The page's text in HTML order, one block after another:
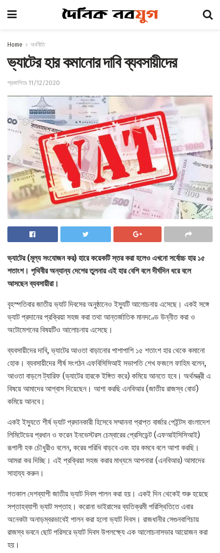
Home অর্থনীতি
ভ্যাটের হার কমানোর দাবি ব্যবসায়ীদের
প্রকাশিতঃ 11/12/2020
ভ্যাটের (মূল্য সংযোজন কর) হারে কয়েকটি স্তর করা হলেও এখনো সর্বোচ্চ হার ১৫
শতাংশ। পৃথিবীর অন্যান্য দেশের তুলনায় এই হার বেশি বলে দীর্ঘদিন ধরে বলে
আসছেন ব্যবসায়ীরা।
বৃহস্পতিবার জাতীয় ভ্যাট দিবসের অনুষ্ঠানেও ইস্যুটি আলোচনায় এসেছে। একই সঙ্গে
ভ্যাট প্রদানের প্রক্রিয়া সহজ করা তথা আন্তর্জাতিক মানদণ্ডে উন্নীত করা ও
অটোমেশনের বিষয়টিও আলোচনায় এসেছে।
ব্যবসায়ীদের দাবি, ভ্যাটের আওতা বাড়ানোর পাশাপাশি ১৫ শতাংশ হার থেকে কমানো
হোক। ব্যবসায়ীদের শীর্ষ সংগঠন এফবিসিসিআই সভাপতি শেখ ফজলে ফাহিম বলেন,
আওতা বাড়লে ট্যারিফ (ভ্যাটের হারকে ইঙ্গিত করে) কমিয়ে আনতে হবে। অর্থমন্ত্রী এ
বিষয়ে আমাদের আশ্বাস দিয়েছেন। আশা করছি এনবিআর (জাতীয় রাজস্ব বোর্ড)
কমিয়ে আনবে।
একই ইস্যুতে শীর্ষ ভ্যাট প্রদানকারী হিসেবে সম্মাননা প্রাপ্ত বার্জার পেইন্টস বাংলাদেশ
লিমিটেডের প্রধান ও ফরেন ইনভেস্টরস চেম্বারের প্রেসিডেন্ট (এফআইসিসিআই)
রূপালী হক চৌধুরীও বলেন, করের পরিধি বাড়বে এবং হার কমবে বলে আশা করছি।
আমরা কর দিচ্ছি। এই প্রক্রিয়া সহজ করার মাধ্যমে আপনারা (এনবিআর) আমাদের
সাহায্য করুন।
গতকাল দেশব্যাপী জাতীয় ভ্যাট দিবস পালন করা হয়। একই দিন থেকেই শুরু হয়েছে
সপ্তাহব্যাপী ভ্যাট সপ্তাহ। করোনা ভাইরাসের ব্যতিক্রমী পরিস্থিতিতে এবার
অনেকটা অনাড়ম্বরভাবেই পালন করা হলো ভ্যাট দিবস। রাজধানীর সেগুনবাগিচায়
রাজস্ব ভবনে ছোট পরিসরে ভ্যাট দিবস উপলক্ষ্যে এক আলোচনাসভার আয়োজন করা
হয়।